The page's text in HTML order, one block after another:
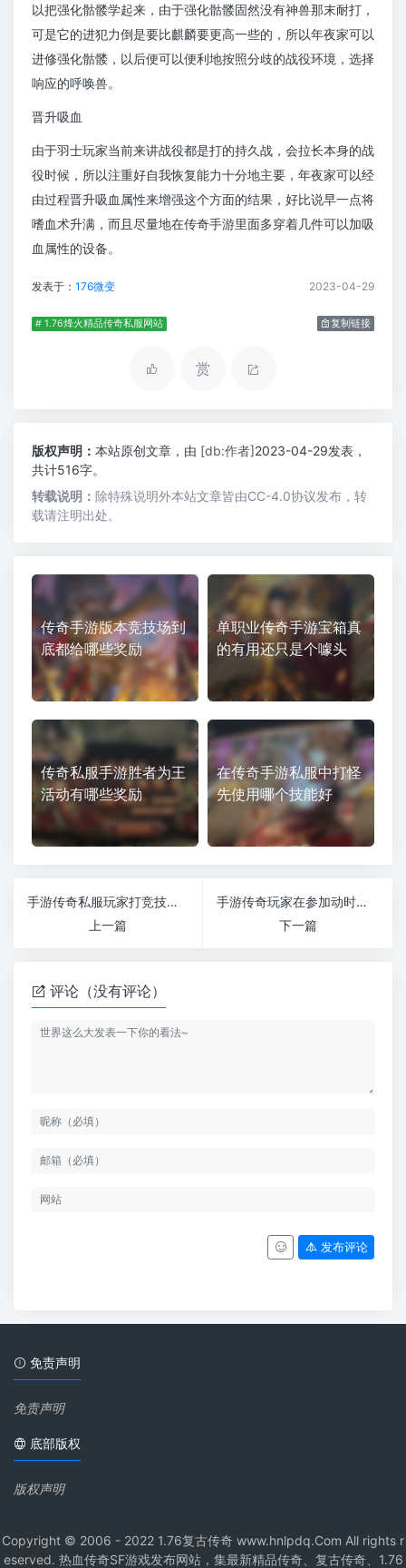
以把强化骷髅学起来，由于强化骷髅固然没有神兽那末耐打，
可是它的进犯力倒是要比麒麟要更高一些的，所以年夜家可以
进修强化骷髅，以后便可以便利地按照分歧的战役环境，选择
响应的呼唤兽。
晋升吸血
由于羽士玩家当前来讲战役都是打的持久战，会拉长本身的战
役时候，所以注重好自我恢复能力十分地主要，年夜家可以经
由过程晋升吸血属性来增强这个方面的结果，好比说早一点将
嗜血术升满，而且尽量地在传奇手游里面多穿着几件可以加吸
血属性的设备。
发表于： 176微变 2023-04-29
# 1.76烽火精品传奇私服网站 复制链接
赏
版权声明： 本站原创文章，由 [db:作者]2023-04-29发表，
共计516字。
转载说明： 除特殊说明外本站文章皆由CC-4.0协议发布，转
载请注明出处。
传奇手游版本竞技场到
底都给哪些奖励
单职业传奇手游宝箱真
的有用还只是个噱头
传奇私服手游胜者为王
活动有哪些奖励
在传奇手游私服中打怪
先使用哪个技能好
手游传奇私服玩家打竞技场时一定要摸清地图的特点（战竞竞技场怎么打）
上一篇
手游传奇玩家在参加动时要有技巧（参加活动心得体会）
下一篇
评论（没有评论）
发布评论
免责声明
免责声明
底部版权
版权声明
Copyright © 2006 - 2022 1.76复古传奇 www.hnlpdq.Com All rights r
eserved. 热血传奇SF游戏发布网站，集最新精品传奇、复古传奇、1.76